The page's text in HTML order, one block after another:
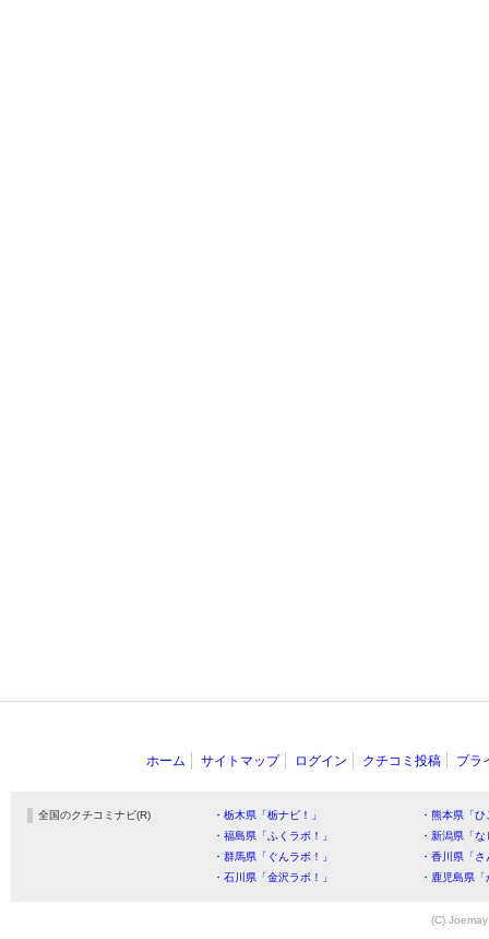
ホーム サイトマップ ログイン クチコミ投稿 プラ
全国のクチコミナビ(R) ・栃木県「栃ナビ！」
・熊本県「
・福島県「ふくラボ！」
・新潟県「
・群馬県「ぐんラボ！」
・香川県「
・石川県「金沢ラボ！」
・鹿児島県
(C)